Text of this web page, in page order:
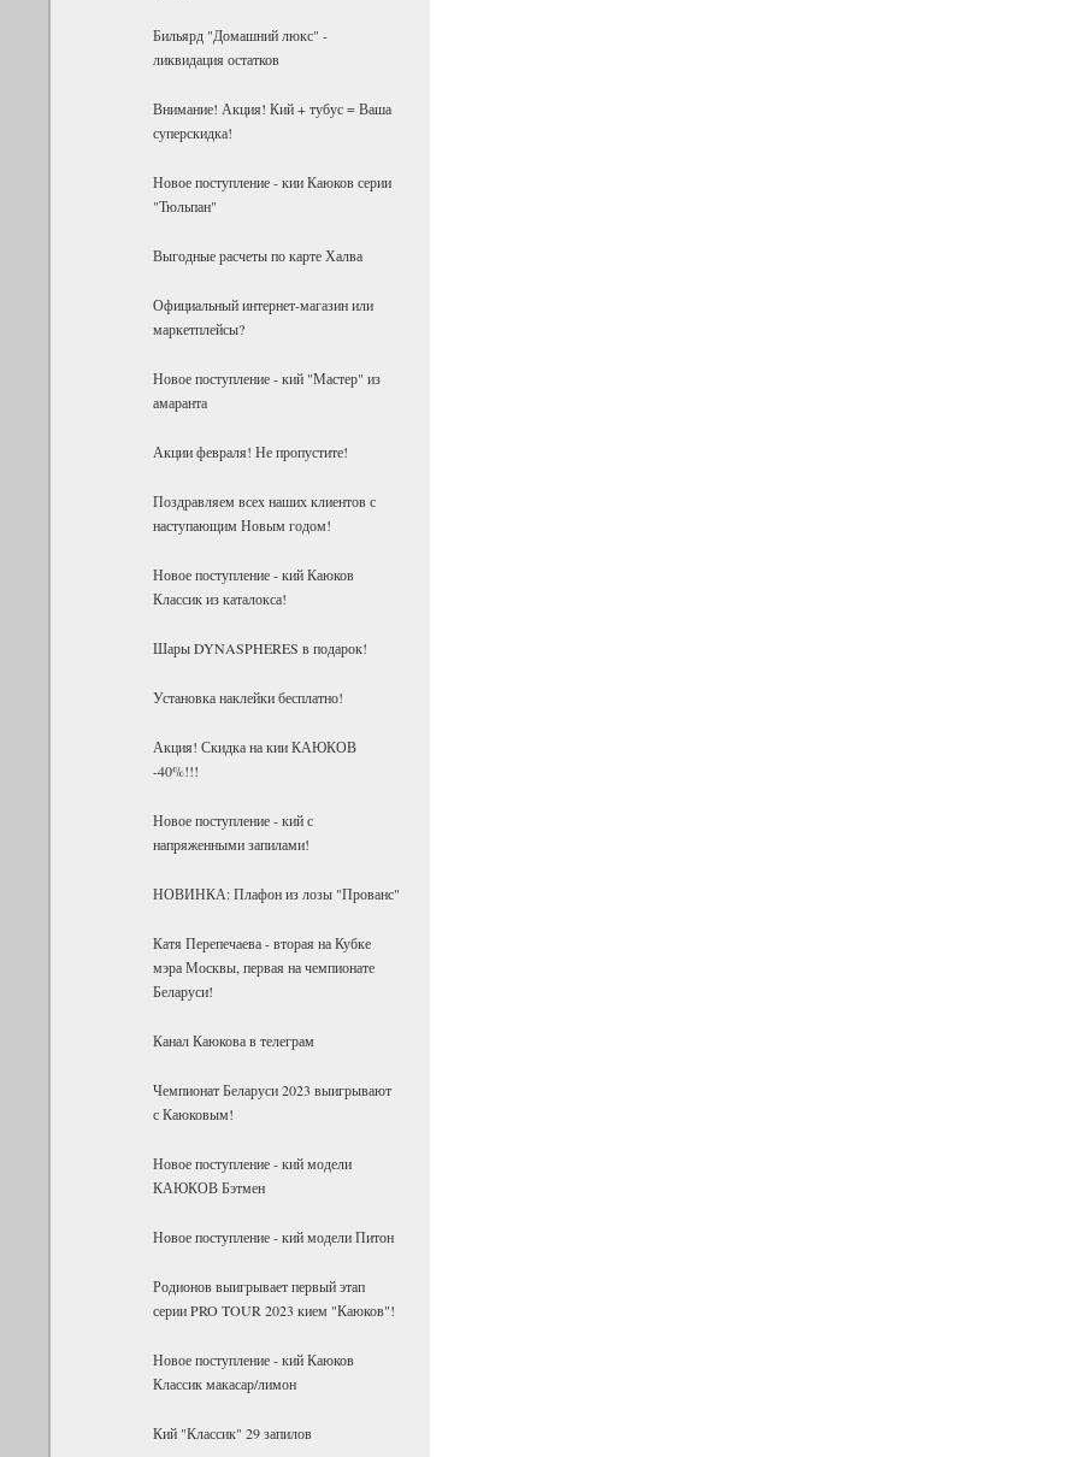
Бильярд "Домашний люкс" -
ликвидация остатков
Внимание! Акция! Кий + тубус = Ваша
суперскидка!
Новое поступление - кии Каюков серии
"Тюльпан"
Выгодные расчеты по карте Халва
Официальный интернет-магазин или
маркетплейсы?
Новое поступление - кий "Мастер" из
амаранта
Акции февраля! Не пропустите!
Поздравляем всех наших клиентов с
наступающим Новым годом!
Новое поступление - кий Каюков
Классик из каталокса!
Шары DYNASPHERES в подарок!
Установка наклейки бесплатно!
Акция! Скидка на кии КАЮКОВ
-40%!!!
Новое поступление - кий с
напряженными запилами!
НОВИНКА: Плафон из лозы "Прованс"
Катя Перепечаева - вторая на Кубке
мэра Москвы, первая на чемпионате
Беларуси!
Канал Каюкова в телеграм
Чемпионат Беларуси 2023 выигрывают
с Каюковым!
Новое поступление - кий модели
КАЮКОВ Бэтмен
Новое поступление - кий модели Питон
Родионов выигрывает первый этап
серии PRO TOUR 2023 кием "Каюков"!
Новое поступление - кий Каюков
Классик макасар/лимон
Кий "Классик" 29 запилов